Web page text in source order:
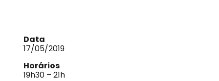
Data
17/05/2019
Horários
19h30 – 21h